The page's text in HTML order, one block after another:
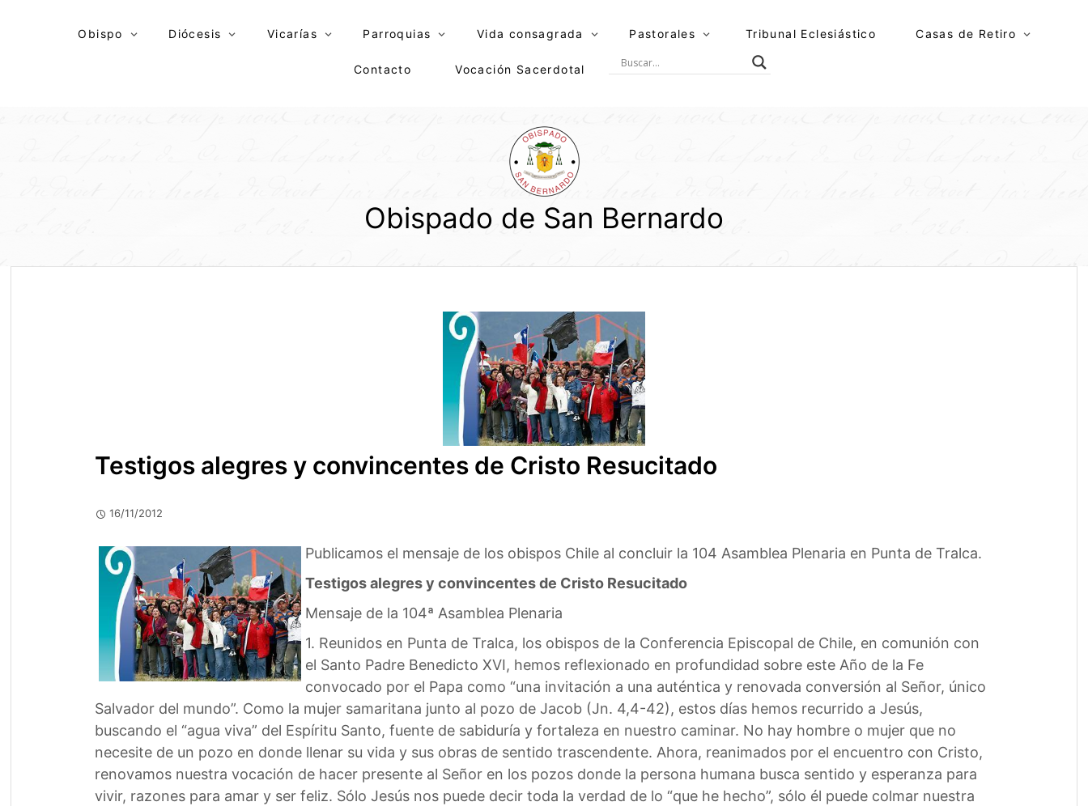
Obispo Diócesis Vicarías Parroquias Vida consagrada Pastorales Tribunal Eclesiástico Casas de Retiro
Contacto Vocación Sacerdotal
Obispado de San Bernardo
Testigos alegres y convincentes de Cristo Resucitado
16/11/2012
Publicamos el mensaje de los obispos Chile al concluir la 104 Asamblea Plenaria en Punta de Tralca.
Testigos alegres y convincentes de Cristo Resucitado
Mensaje de la 104ª Asamblea Plenaria
1. Reunidos en Punta de Tralca, los obispos de la Conferencia Episcopal de Chile, en comunión con
el Santo Padre Benedicto XVI, hemos reflexionado en profundidad sobre este Año de la Fe
convocado por el Papa como “una invitación a una auténtica y renovada conversión al Señor, único
Salvador del mundo”. Como la mujer samaritana junto al pozo de Jacob (Jn. 4,4-42), estos días hemos recurrido a Jesús,
buscando el “agua viva” del Espíritu Santo, fuente de sabiduría y fortaleza en nuestro caminar. No hay hombre o mujer que no
necesite de un pozo en donde llenar su vida y sus obras de sentido trascendente. Ahora, reanimados por el encuentro con Cristo,
renovamos nuestra vocación de hacer presente al Señor en los pozos donde la persona humana busca sentido y esperanza para
vivir, razones para amar y ser feliz. Sólo Jesús nos puede decir toda la verdad de lo “que he hecho”, sólo él puede colmar nuestra